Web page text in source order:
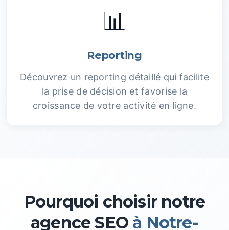
📊
Reporting
Découvrez un reporting détaillé qui facilite
la prise de décision et favorise la
croissance de votre activité en ligne.
Pourquoi choisir notre
agence SEO à Notre-